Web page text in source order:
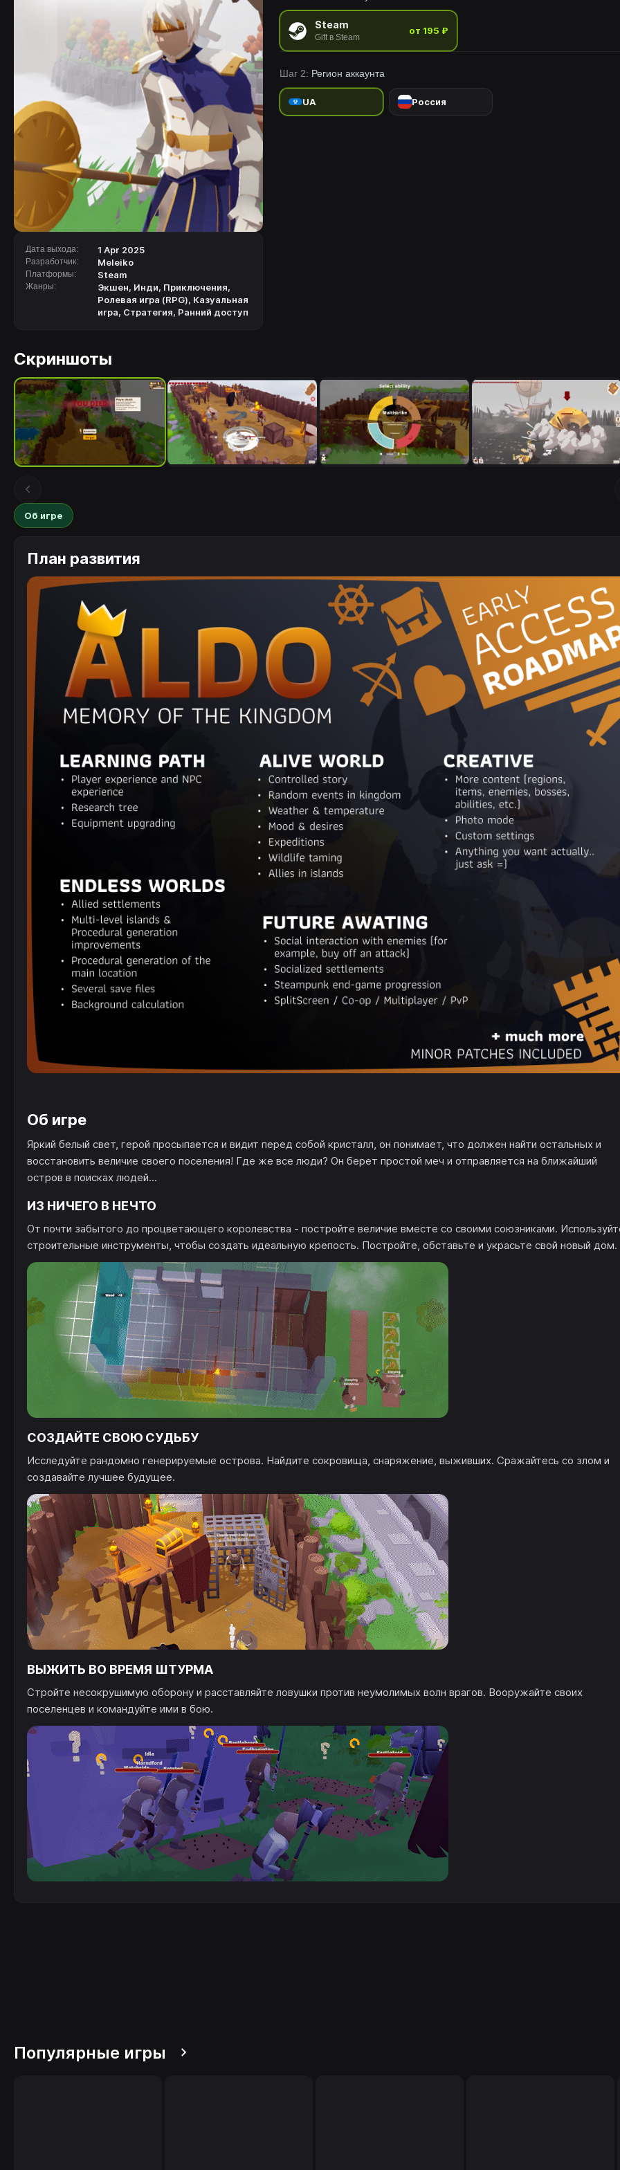
Дата выхода: 1 Apr 2025
Разработчик: Meleiko
Платформы: Steam
Жанры: Экшен, Инди, Приключения,
Ролевая игра (RPG), Казуальная
игра, Стратегия, Ранний доступ
Steam
Gift в Steam
от 195 ₽
Шаг 2: Регион аккаунта
UA Россия
Скриншоты
Об игре
План развития
Об игре
Яркий белый свет, герой просыпается и видит перед собой кристалл, он понимает, что должен найти остальных и
восстановить величие своего поселения! Где же все люди? Он берет простой меч и отправляется на ближайший
остров в поисках людей...
ИЗ НИЧЕГО В НЕЧТО
От почти забытого до процветающего королевства - постройте величие вместе со своими союзниками.
строительные инструменты, чтобы создать идеальную крепость. Постройте, обставьте и украсьте свой новый дом.
СОЗДАЙТЕ СВОЮ СУДЬБУ
Исследуйте рандомно генерируемые острова. Найдите сокровища, снаряжение, выживших. Сражайтесь со злом и
создавайте лучшее будущее.
ВЫЖИТЬ ВО ВРЕМЯ ШТУРМА
Стройте несокрушимую оборону и расставляйте ловушки против неумолимых волн врагов. Вооружайте своих
поселенцев и командуйте ими в бою.
Популярные игры